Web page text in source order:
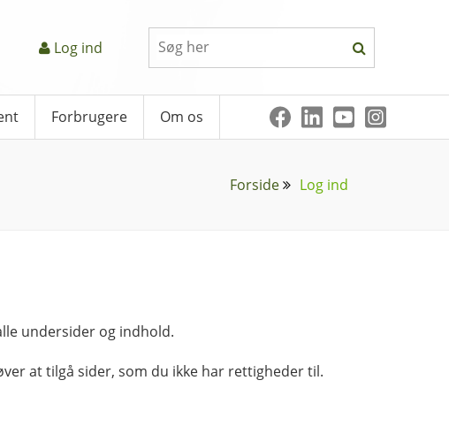
Log ind
Forbrugere Om os
Forside Log ind
undersider og indhold.
at tilgå sider, som du ikke har rettigheder til.